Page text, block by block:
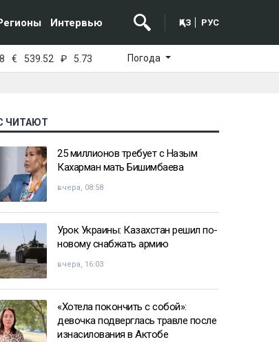
Интервью ҚАЗ РУС
€ 539.52 ₽ 5.73 Погода
ЧИТАЮТ
25 миллионов требует с Назым
Кахарман мать Бишимбаева
вчера, 08:58
Урок Украины: Казахстан решил по-
новому снабжать армию
вчера, 16:03
«Хотела покончить с собой»:
девочка подверглась травле после
изнасилования в Актобе